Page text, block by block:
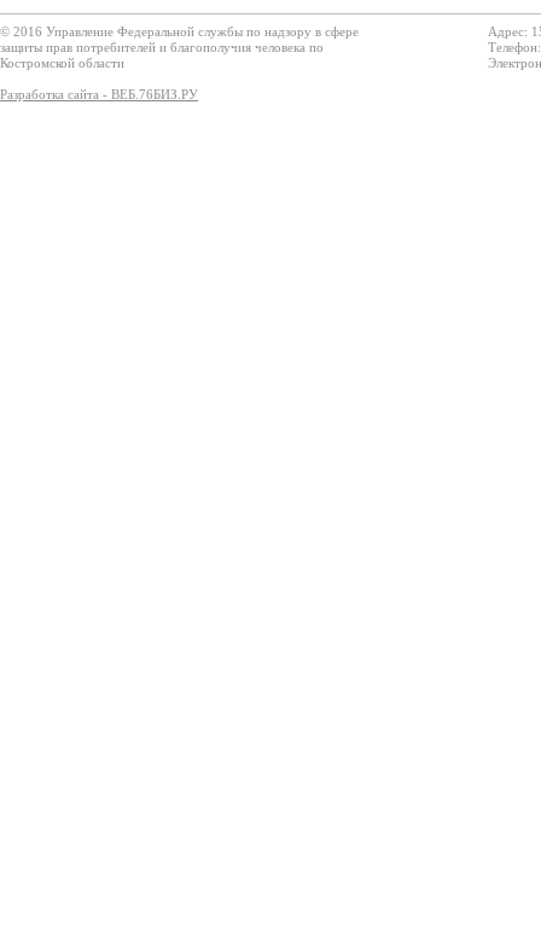
© 2016 Управление Федеральной службы по надзору в сфере
защиты прав потребителей и благополучия человека по
Костромской области
Разработка сайта - ВЕБ.76БИЗ.РУ
Адрес: